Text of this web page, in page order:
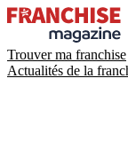
Trouver ma franchise
Actualités de la